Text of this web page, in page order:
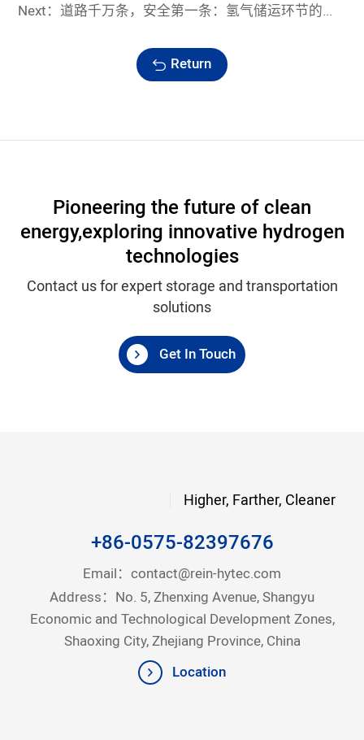
Next：道路千万条，安全第一条：氢气储运环节的安全之道
Return
Pioneering the future of clean
energy,exploring innovative hydrogen
technologies
Contact us for expert storage and transportation
solutions
Get In Touch
Higher, Farther, Cleaner
+86-0575-82397676
Email： contact@rein-hytec.com
Address：No. 5, Zhenxing Avenue, Shangyu
Economic and Technological Development Zones,
Shaoxing City, Zhejiang Province, China
Location